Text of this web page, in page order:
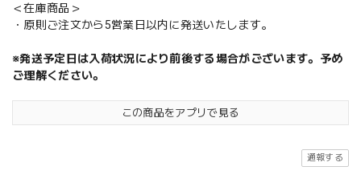
＜在庫商品＞
・原則ご注文から5営業日以内に発送いたします。
※発送予定日は入荷状況により前後する場合がございます。予め
ご理解ください。
この商品をアプリで見る
通報する